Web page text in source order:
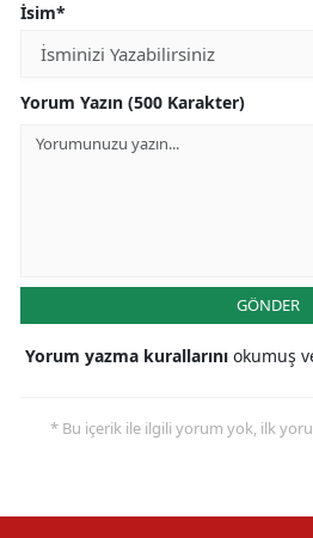
İsim*
Yorum Yazın (500 Karakter)
GÖNDER
Yorum yazma kurallarını okumuş
* Bu içerik ile ilgili yorum yok, ilk